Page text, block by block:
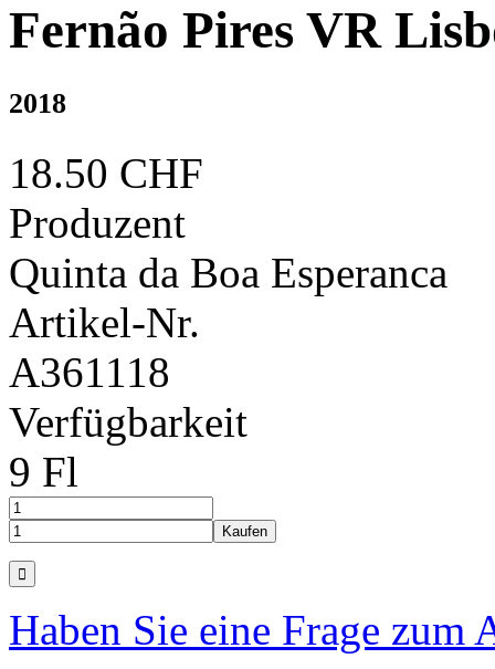
Fernão Pires VR
2018
18.50 CHF
Produzent
Quinta da Boa Esperanca
Artikel-Nr.
A361118
Verfügbarkeit
9 Fl
Haben Sie eine Frage zum